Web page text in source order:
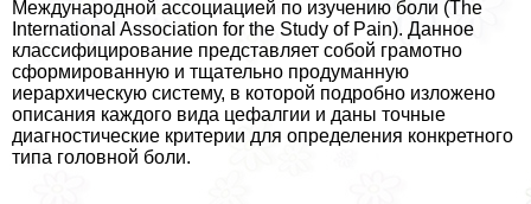
Международной ассоциацией по изучению боли (The
International Association for the Study of Pain). Данное
классифицирование представляет собой грамотно
сформированную и тщательно продуманную
иерархическую систему, в которой подробно изложено
описания каждого вида цефалгии и даны точные
диагностические критерии для определения конкретного
типа головной боли.